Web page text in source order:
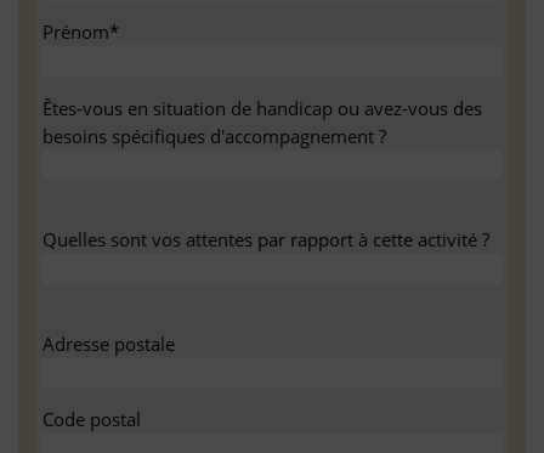
Prénom*
Êtes-vous en situation de handicap ou avez-vous des
besoins spécifiques d'accompagnement ?
Quelles sont vos attentes par rapport à cette activité ?
Adresse postale
Code postal